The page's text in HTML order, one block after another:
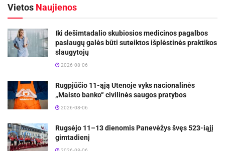
Vietos Naujienos
Iki dešimtadalio skubiosios medicinos pagalbos
paslaugų galės būti suteiktos išplėstinės praktikos
slaugytojų
2026-08-06
Rugpjūčio 11-ąją Utenoje vyks nacionalinės
„Maisto banko“ civilinės saugos pratybos
2026-08-06
Rugsėjo 11–13 dienomis Panevėžys švęs 523-iąjį
gimtadienį